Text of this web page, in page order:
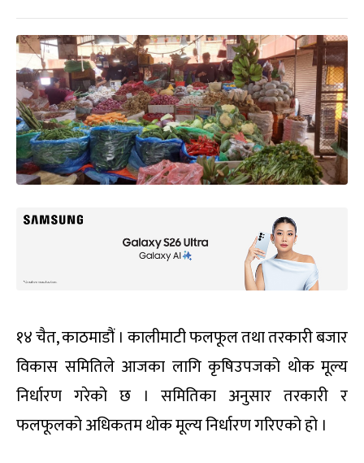
१४ चैत, काठमाडौं । कालीमाटी फलफूल तथा तरकारी बजार
विकास समितिले आजका लागि कृषिउपजको थोक मूल्य
निर्धारण गरेको छ । समितिका अनुसार तरकारी र
फलफूलको अधिकतम थोक मूल्य निर्धारण गरिएको हो ।